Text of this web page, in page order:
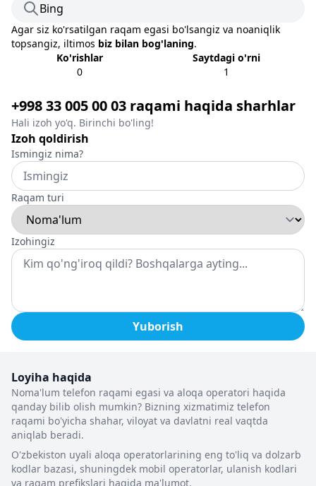
Bing
Agar siz ko'rsatilgan raqam egasi bo'lsangiz va noaniqlik
topsangiz, iltimos biz bilan bog'laning.
Ko'rishlar
0
Saytdagi o'rni
1
+998 33 005 00 03 raqami haqida sharhlar
Hali izoh yo'q. Birinchi bo'ling!
Izoh qoldirish
Ismingiz nima?
Raqam turi
Izohingiz
Yuborish
Loyiha haqida
Noma'lum telefon raqami egasi va aloqa operatori haqida
qanday bilib olish mumkin? Bizning xizmatimiz telefon
raqami bo'yicha shahar, viloyat va davlatni real vaqtda
aniqlab beradi.
O'zbekiston uyali aloqa operatorlarining eng to'liq va dolzarb
kodlar bazasi, shuningdek mobil operatorlar, ulanish kodlari
va raqam prefikslari haqida ma'lumot.